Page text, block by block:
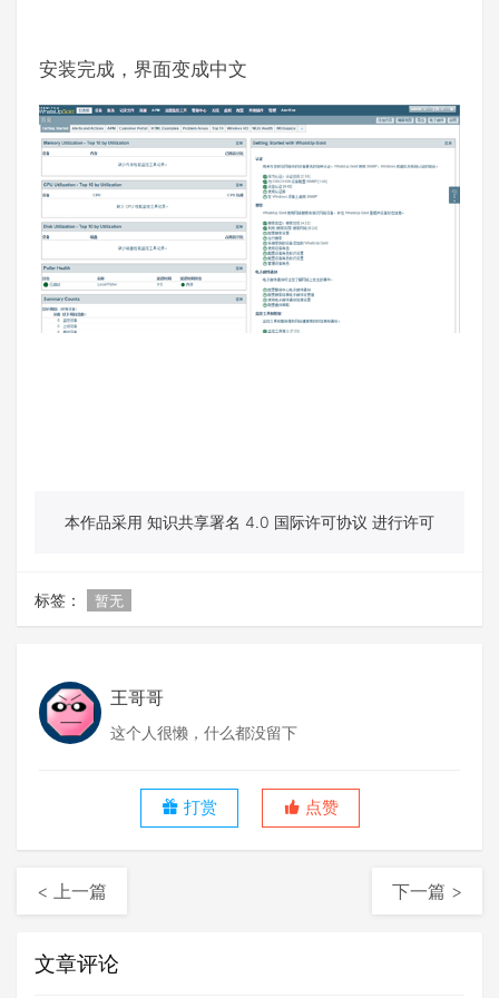
安装完成，界面变成中文
本作品采用 知识共享署名 4.0 国际许可协议 进行许可
标签： 暂无
王哥哥
这个人很懒，什么都没留下
打赏 点赞
< 上一篇 下一篇 >
文章评论